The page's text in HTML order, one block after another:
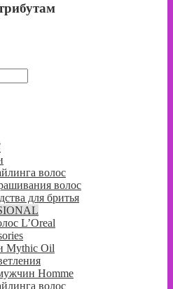
волос
волос
для бритья
L’Oreal
Mythic Oil
Homme
волос